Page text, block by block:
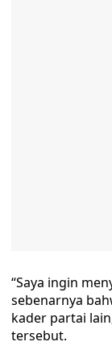
“Saya ingin
sebenarnya
kader partai
tersebut.